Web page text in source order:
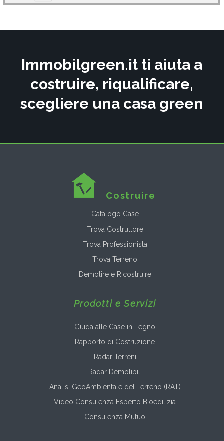
Immobilgreen.it ti aiuta a
costruire, riqualificare,
scegliere una casa green
Costruire
Catalogo Case
Trova Costruttore
Trova Professionista
Trova Terreno
Demolire e Ricostruire
Prodotti e Servizi
Guida alle Case in Legno
Rapporto di Costruzione
Radar Terreni
Radar Demolibili
Analisi GeoAmbientale del Terreno (RAT)
Video Consulenza Esperto Bioedilizia
Consulenza Mutuo